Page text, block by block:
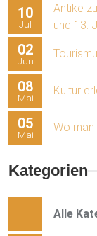
10
Jul
Antike
und 13.
02
Jun
08
Mai
Kultur
05
Mai
Wo man
Kategorien
Alle